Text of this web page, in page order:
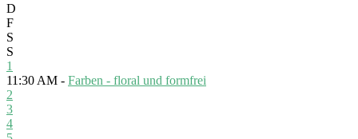
D
F
S
S
1
11:30 AM - Farben - floral und formfrei
2
3
4